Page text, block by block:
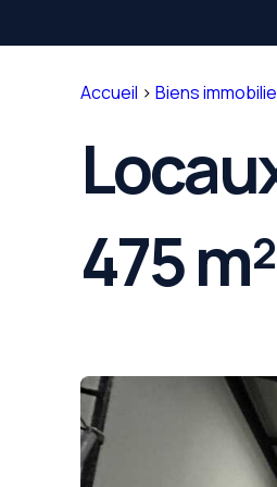
Accueil >Biens
475 m²